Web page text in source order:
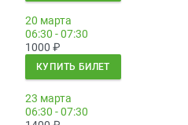
20 марта
06:30 - 07:30
1000 ₽
КУПИТЬ БИЛЕТ
23 марта
06:30 - 07:30